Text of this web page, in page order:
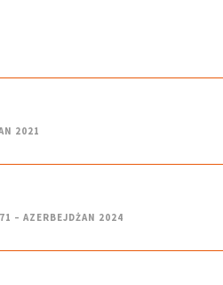
2021
– AZERBEJDŻAN 2024